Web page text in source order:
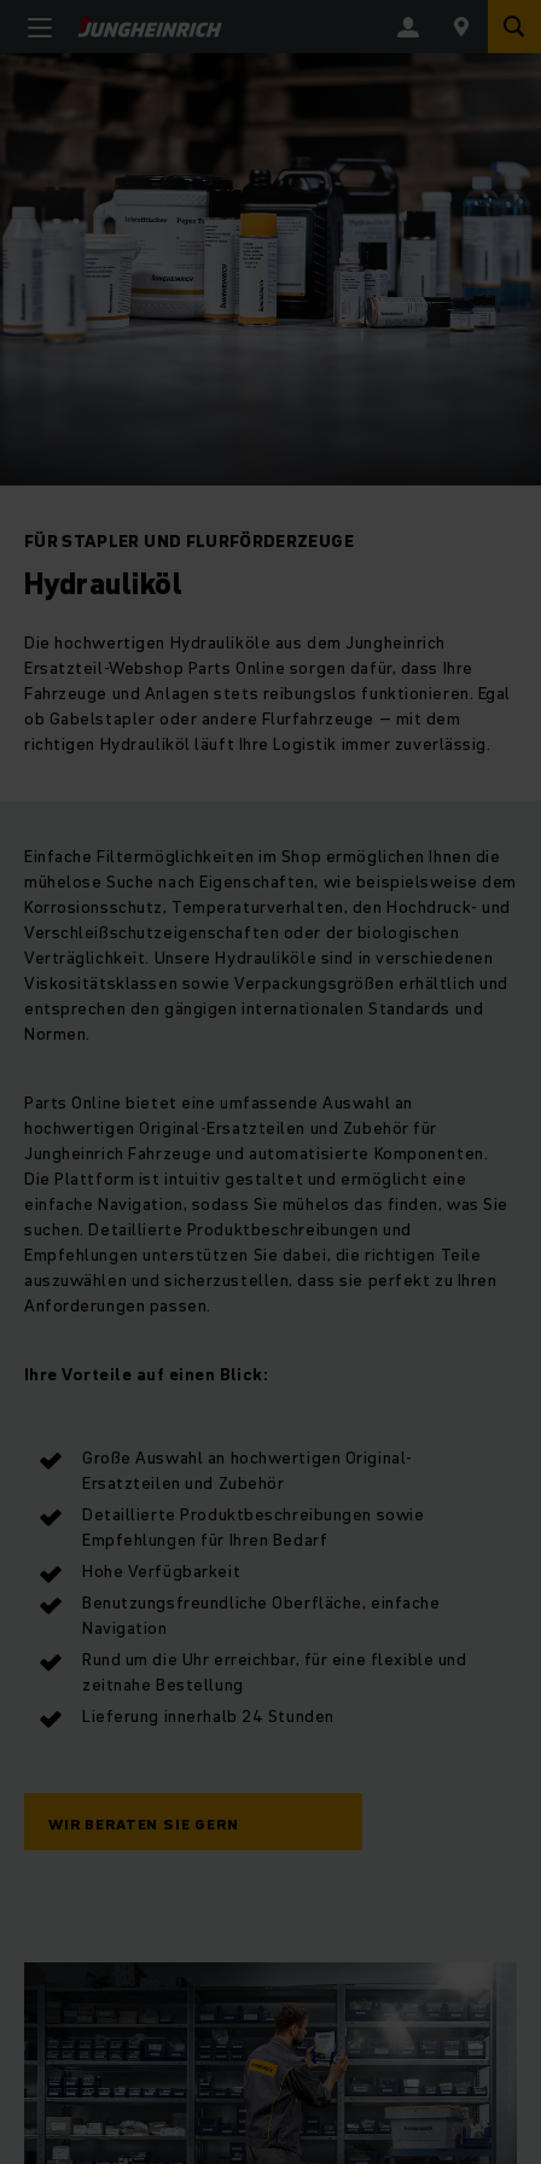
FÜR STAPLER UND FLURFÖRDERZEUGE
Hydrauliköl
Die hochwertigen Hydrauliköle aus dem Jungheinrich
Ersatzteil-Webshop Parts Online sorgen dafür, dass Ihre
Fahrzeuge und Anlagen stets reibungslos funktionieren. Egal
ob Gabelstapler oder andere Flurfahrzeuge – mit dem
richtigen Hydrauliköl läuft Ihre Logistik immer zuverlässig.
Einfache Filtermöglichkeiten im Shop ermöglichen Ihnen die
mühelose Suche nach Eigenschaften, wie beispielsweise dem
Korrosionsschutz, Temperaturverhalten, den Hochdruck- und
Verschleißschutzeigenschaften oder der biologischen
Verträglichkeit. Unsere Hydrauliköle sind in verschiedenen
Viskositätsklassen sowie Verpackungsgrößen erhältlich und
entsprechen den gängigen internationalen Standards und
Normen.
Parts Online bietet eine umfassende Auswahl an
hochwertigen Original-Ersatzteilen und Zubehör für
Jungheinrich Fahrzeuge und automatisierte Komponenten.
Die Plattform ist intuitiv gestaltet und ermöglicht eine
einfache Navigation, sodass Sie mühelos das finden, was Sie
suchen. Detaillierte Produktbeschreibungen und
Empfehlungen unterstützen Sie dabei, die richtigen Teile
auszuwählen und sicherzustellen, dass sie perfekt zu Ihren
Anforderungen passen.
Ihre Vorteile auf einen Blick:
Große Auswahl an hochwertigen Original-
Ersatzteilen und Zubehör
Detaillierte Produktbeschreibungen sowie
Empfehlungen für Ihren Bedarf
Hohe Verfügbarkeit
Benutzungsfreundliche Oberfläche, einfache
Navigation
Rund um die Uhr erreichbar, für eine flexible und
zeitnahe Bestellung
Lieferung innerhalb 24 Stunden
WIR BERATEN SIE GERN